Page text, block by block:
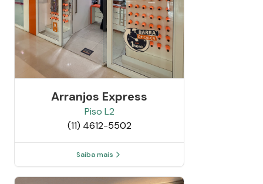
Arranjos Express
Piso L2
(11) 4612-5502
Saiba mais